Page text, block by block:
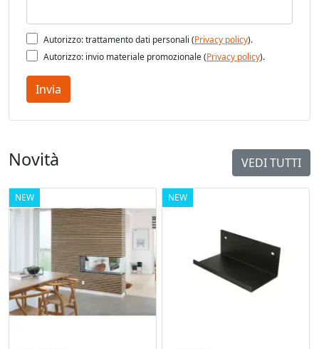
Autorizzo: trattamento dati personali (Privacy policy).
Autorizzo: invio materiale promozionale (Privacy policy).
Invia
Novità VEDI TUTTI
NEW NEW